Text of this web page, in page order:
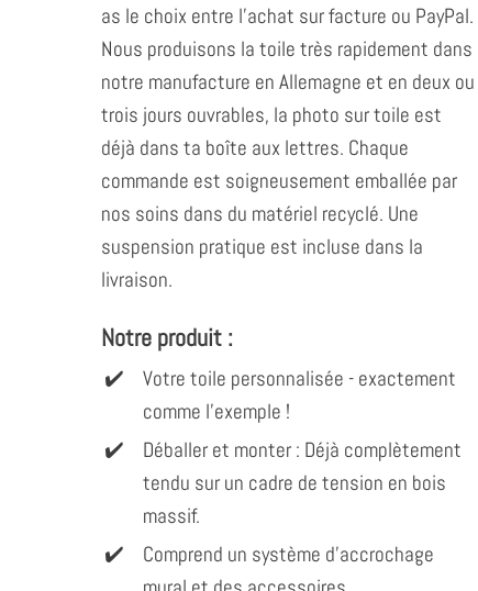
as le choix entre l'achat sur facture ou PayPal.
Nous produisons la toile très rapidement dans
notre manufacture en Allemagne et en deux ou
trois jours ouvrables, la photo sur toile est
déjà dans ta boîte aux lettres. Chaque
commande est soigneusement emballée par
nos soins dans du matériel recyclé. Une
suspension pratique est incluse dans la
livraison.
Notre produit :
Votre toile personnalisée - exactement
comme l'exemple !
Déballer et monter : Déjà complètement
tendu sur un cadre de tension en bois
massif.
Comprend un système d'accrochage